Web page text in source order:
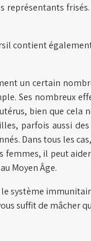
contient
un certain
Ses nombreux
bien que cela
parfois aussi
Dans tous les
il peut
Moyen Âge.
système
suffit de mâcher